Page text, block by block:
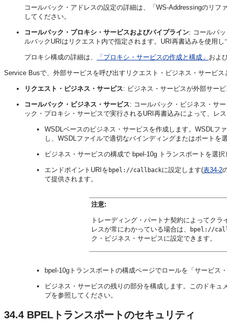
コールバック・アドレスの設定の詳細は、「WS-Addressingのリフ
してください。
コールバック・プロキシ・サービスおよびパイプライン: コールバ
ルバックURIはリクエスト内で指定されます。URI再書込みを使用
プロキシ構成の詳細は、 「プロキシ・サービスの作成と構成」 およ
Service Busで、外部サービスを呼び出すリクエスト・ビジネス・サービ
リクエスト・ビジネス・サービス: ビジネス・サービスが外部サー
コールバック・ビジネス・サービス: コールバック・ビジネス・サ
ック・プロキシ・サービスで実行されるURI再書込みによって、レ
WSDLベースのビジネス・サービスを作成します。WSDLフ
し、WSDLファイルで適切なバインディングまたはポートを
ビジネス・サービスの構成で bpel-10g トランスポートを選択
エンドポイントURIを bpel://callbackに設定します(表34-2
て提供されます。
注意:
トレーディング・パートナ契約によってク
レスが常にわかっている場合は、
bpel://
ク・ビジネス・サービスに設定できます。
bpel-10gトランスポートの構成ページでロールを「サービス
ビジネス・サービスの残りの部分を構成します。このドキ
プを参照してください。
34.4 BPELトランスポートのセキュリティ